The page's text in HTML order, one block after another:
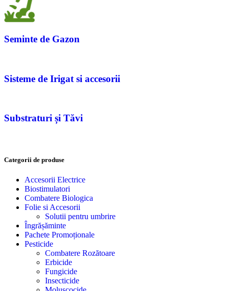
Seminte de Gazon
Sisteme de Irigat si accesorii
Substraturi și Tăvi
Categorii de produse
Accesorii Electrice
Biostimulatori
Combatere Biologica
Folie si Accesorii
Solutii pentru umbrire
Îngrășăminte
Pachete Promoționale
Pesticide
Combatere Rozătoare
Erbicide
Fungicide
Insecticide